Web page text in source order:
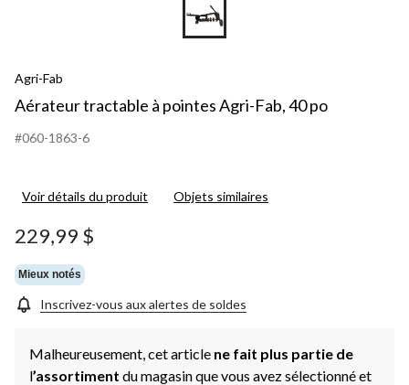
Agri-Fab
Aérateur tractable à pointes Agri-Fab, 40 po
#060-1863-6
Voir détails du produit Objets similaires
229,99 $
Mieux notés
Inscrivez-vous aux alertes de soldes
Malheureusement, cet article ne fait plus partie de
l’assortiment du magasin que vous avez sélectionné et